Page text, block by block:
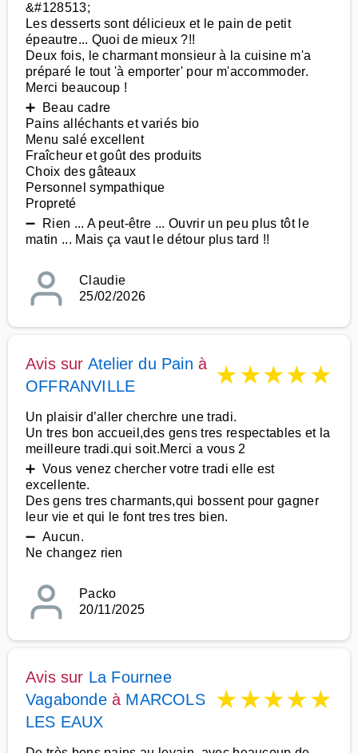
&#128513;
Les desserts sont délicieux et le pain de petit
épeautre... Quoi de mieux ?!!
Deux fois, le charmant monsieur à la cuisine m'a
préparé le tout 'à emporter' pour m'accommoder.
Merci beaucoup !
➕ Beau cadre
Pains alléchants et variés bio
Menu salé excellent
Fraîcheur et goût des produits
Choix des gâteaux
Personnel sympathique
Propreté
➖ Rien ... A peut-être ... Ouvrir un peu plus tôt le
matin ... Mais ça vaut le détour plus tard !!
Claudie
25/02/2026
Avis sur Atelier du Pain à
OFFRANVILLE
★★★★★
Un plaisir d’aller cherchre une tradi.
Un tres bon accueil,des gens tres respectables et la
meilleure tradi.qui soit.Merci a vous 2
➕ Vous venez chercher votre tradi elle est
excellente.
Des gens tres charmants,qui bossent pour gagner
leur vie et qui le font tres tres bien.
➖ Aucun.
Ne changez rien
Packo
20/11/2025
Avis sur La Fournee
Vagabondeà MARCOLS
LES EAUX
★★★★★